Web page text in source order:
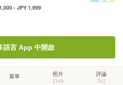
- JPY 1,999
語言 App 中開啟
菜單 照片
1149
評論
201